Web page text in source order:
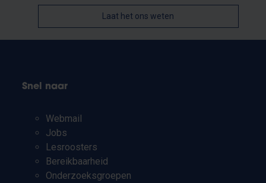
Laat het ons weten
Snel naar
Webmail
Jobs
Lesroosters
Bereikbaarheid
Onderzoeksgroepen